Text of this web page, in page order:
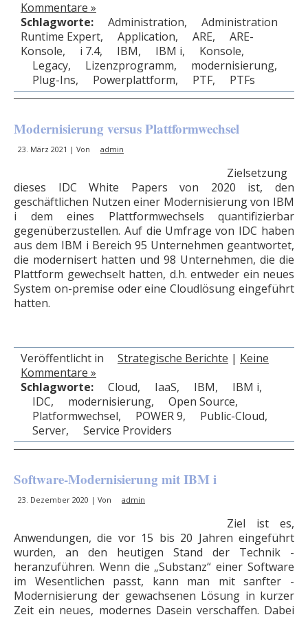
Kommentare »
Schlagworte:
Administration,
Administration
Runtime Expert, Application, ARE,
ARE-
Konsole, i 7.4, IBM, IBM i, Konsole,
Legacy, Lizenzprogramm, modernisierung,
Plug-Ins, Powerplattform, PTF, PTFs
Modernisierung versus Plattformwechsel
23. März 2021 | Von admin
Zielsetzung
dieses IDC White Papers von 2020 ist, den
geschäftlichen Nutzen einer Modernisierung von IBM
i dem eines Plattformwechsels quantifizierbar
gegenüberzustellen. Auf die Umfrage von IDC haben
aus dem IBM i Bereich 95 Unternehmen geantwortet,
die modernisert hatten und 98 Unternehmen, die die
Plattform gewechselt hatten, d.h. entweder ein neues
System on-premise oder eine Cloudlösung eingeführt
hatten.
Veröffentlicht in Strategische Berichte | Keine
Kommentare »
Schlagworte:
Cloud, IaaS, IBM, IBM i,
IDC, modernisierung, Open Source,
Platformwechsel, POWER 9, Public-Cloud,
Server, Service Providers
Software-Modernisierung mit IBM i
23. Dezember 2020 | Von admin
Ziel ist es,
Anwendungen, die vor 15 bis 20 Jahren eingeführt
wurden, an den heutigen Stand der ­Technik ­
heranzuführen. Wenn die „Substanz“ einer Software
im Wesentlichen passt, kann man mit sanfter ­
Modernisierung der gewachsenen Lösung in kurzer
Zeit ein neues, modernes Dasein verschaffen. Dabei